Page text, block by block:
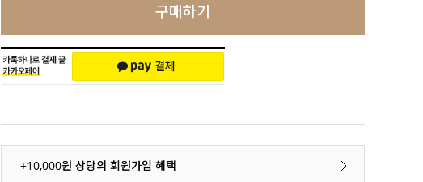
구매하기
+10,000원 상당의 회원가입 혜택